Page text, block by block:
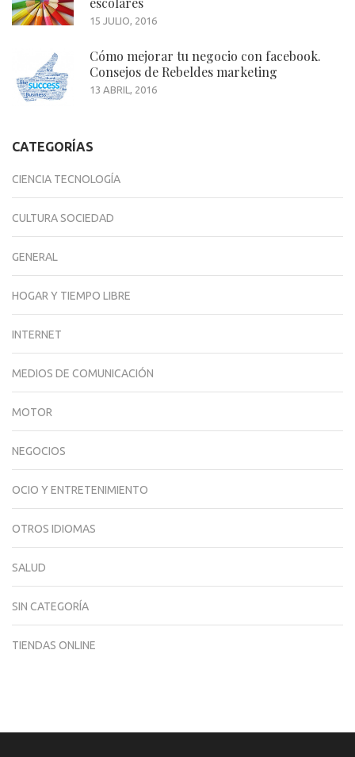
15 JULIO, 2016
Cómo mejorar tu negocio con facebook.
Consejos de Rebeldes marketing
13 ABRIL, 2016
CATEGORÍAS
CIENCIA TECNOLOGÍA
CULTURA SOCIEDAD
GENERAL
HOGAR Y TIEMPO LIBRE
INTERNET
MEDIOS DE COMUNICACIÓN
MOTOR
NEGOCIOS
OCIO Y ENTRETENIMIENTO
OTROS IDIOMAS
SALUD
SIN CATEGORÍA
TIENDAS ONLINE